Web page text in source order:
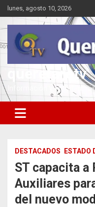
Saltar
al
contenido
lunes, agosto 10, 2026
queretarotv
Información y
DESTACADOS ESTADO
ST capacita a
Auxiliares
del nuevo